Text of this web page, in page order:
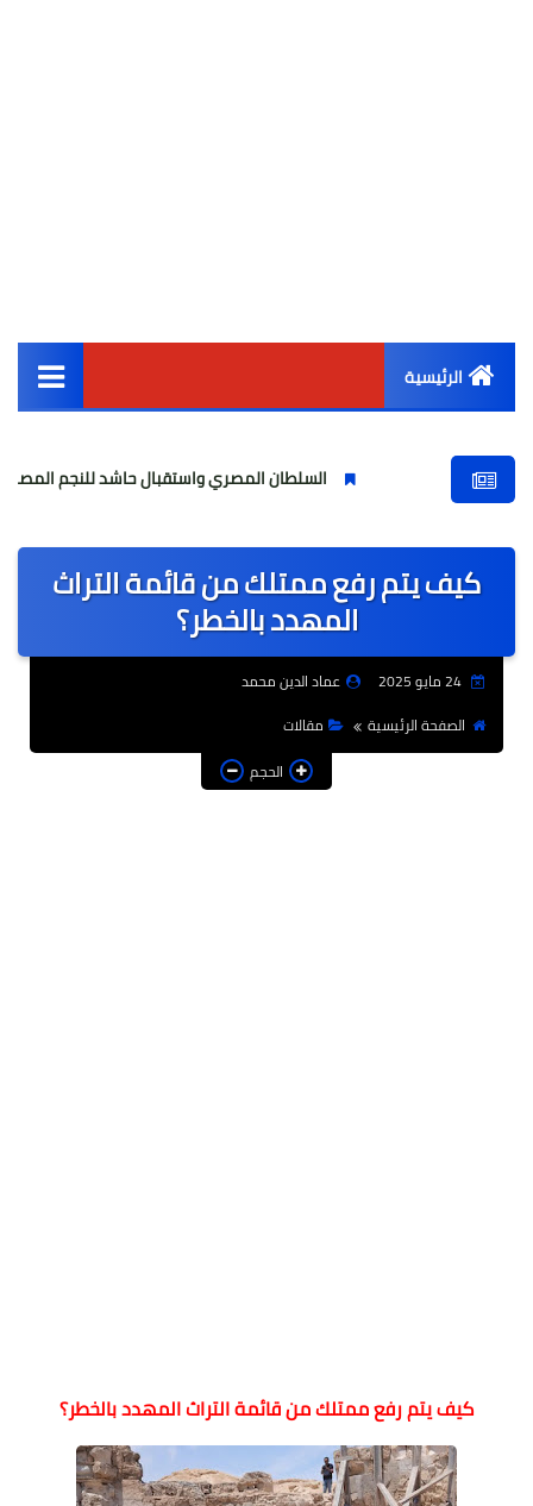
الرئيسية
أخبار مصر
عالمى
الرياضة
حوادث وقضايا
التعليم
السلطان المصري واستقبال حاشد للنجم المصري
كيف يتم رفع ممتلك من قائمة التراث
المهدد بالخطر؟
24 مايو 2025
عماد الدين محمد
الصفحة الرئيسية
مقالات
الحجم
كيف يتم رفع ممتلك من قائمة التراث المهدد بالخطر؟